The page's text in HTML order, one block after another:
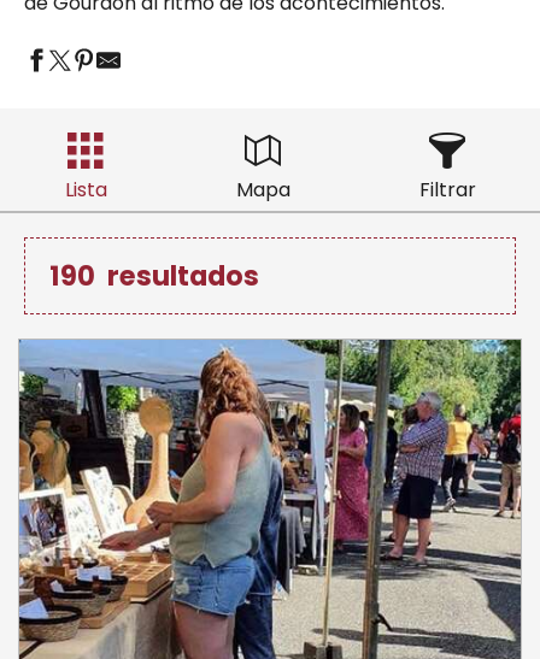
Lista Mapa Filtrar
190 resultados